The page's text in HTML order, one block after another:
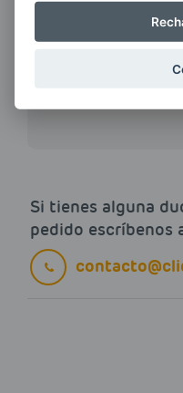
Quiero recibir las
Si tienes alguna
pedido escríbenos